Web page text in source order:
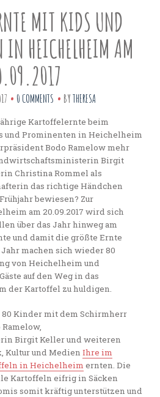
MIT KIDS UND
IN HEICHELHEIM AM
0 COMMENTS BYTHERESA
Kartoffelernte beim
und Prominenten in Heichelheim
Bodo Ramelow mehr
Birgit
Christina Rommel als
das richtige Händchen
bewiesen? Zur
am 20.09.2017 wird sich
über das Jahr hinweg am
und damit die größte Ernte
machen sich wieder 80
von Heichelheim und
auf den Weg in das
der Kartoffel zu huldigen.
Kinder mit dem Schirmherr
Birgit Keller und weiteren
Kultur und Medien Ihre im
in Heichelheim ernten. Die
Kartoffeln eifrig in Säcken
somit kräftig unterstützen und